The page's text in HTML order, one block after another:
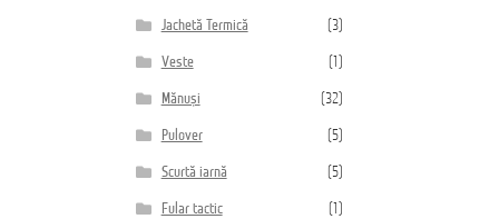
Jachetă Termică (3)
Veste
Mănuși (32)
Pulover (5)
Scurtă iarnă (5)
Fular tactic